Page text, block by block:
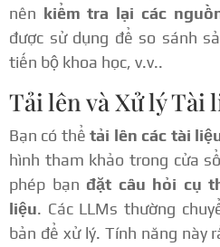
nên kiểm tra lại các
được sử dụng để so sánh
tiến bộ khoa học, v.v..
Tải lên và Xử lý Tài
Bạn có thểtải lên các tài
hình tham khảo trong cửa
phép bạn đặt câu hỏi cụ
liệu. Các LLMs thường
bản để xử lý. Tính năng này